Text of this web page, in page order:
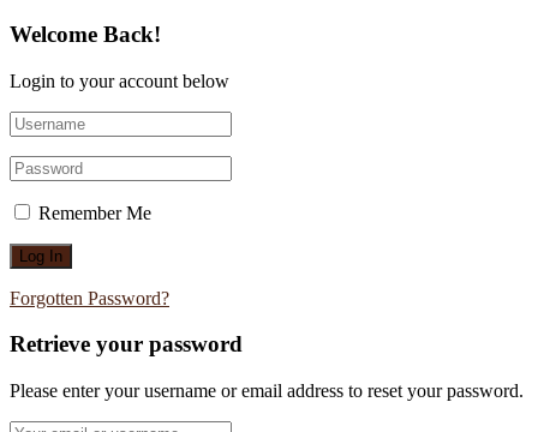
Welcome Back!
Login to your account below
Remember Me
Forgotten Password?
Retrieve your password
Please enter your username or email address to reset your password.